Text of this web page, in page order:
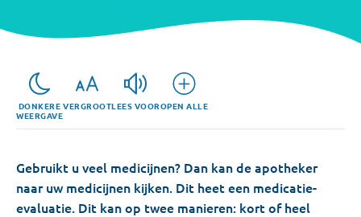
DONKERE
WEERGAVE
VERGROOTLEES VOOROPEN ALLE
Gebruikt u veel medicijnen? Dan kan de apotheker
naar uw medicijnen kijken. Dit heet een medicatie-
evaluatie. Dit kan op twee manieren: kort of heel